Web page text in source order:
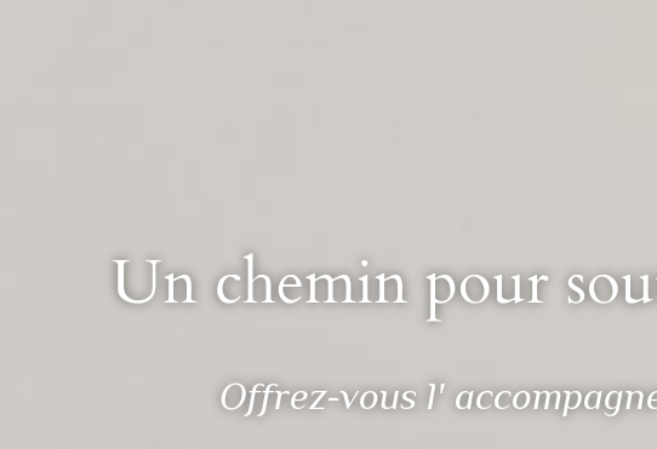
Un chemin pour
Offrez-vous l'